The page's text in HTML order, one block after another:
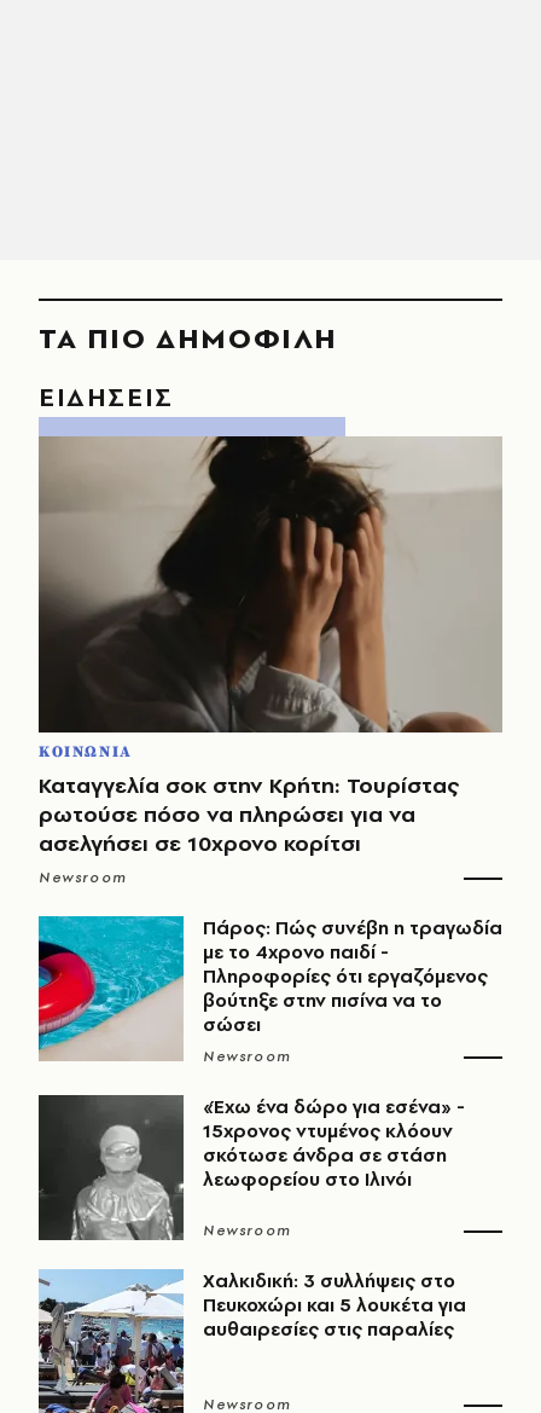
ΤΑ ΠΙΟ ΔΗΜΟΦΙΛΗ
ΕΙΔΗΣΕΙΣ
ΚΟΙΝΩΝΙΑ
Καταγγελία σοκ στην Κρήτη: Τουρίστας
ρωτούσε πόσο να πληρώσει για να
ασελγήσει σε 10χρονο κορίτσι
Newsroom
Πάρος: Πώς συνέβη η τραγωδία
με το 4χρονο παιδί -
Πληροφορίες ότι εργαζόμενος
βούτηξε στην πισίνα να το
σώσει
Newsroom
«Έχω ένα δώρο για εσένα» -
15χρονος ντυμένος κλόουν
σκότωσε άνδρα σε στάση
λεωφορείου στο Ιλινόι
Newsroom
Χαλκιδική: 3 συλλήψεις στο
Πευκοχώρι και 5 λουκέτα για
αυθαιρεσίες στις παραλίες
Newsroom